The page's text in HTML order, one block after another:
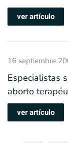
ver artículo
16 septiembre
Especialistas
aborto
ver artículo